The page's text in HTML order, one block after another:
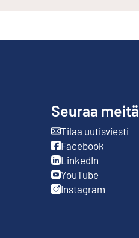
Seuraa meitä
Tilaa uutisviesti
Ulkoinen linkki
Facebook
Ulkoinen linkki
LinkedIn
Ulkoinen linkki
YouTube
Ulkoinen linkki
Instagram
Ulkoinen linkki